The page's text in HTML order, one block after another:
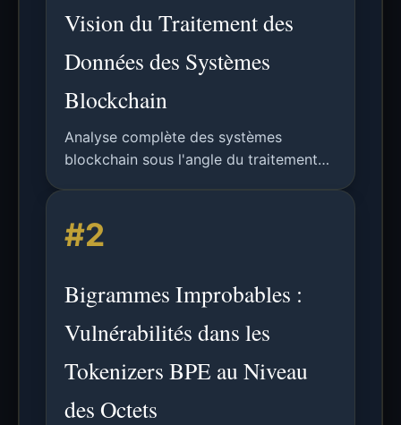
Vision du Traitement des
Données des Systèmes
Blockchain
Analyse complète des systèmes
blockchain sous l'angle du traitement
consensus, les contrats intelligents et
l'évaluation des performances avec le
#2
Bigrammes Improbables :
Vulnérabilités dans les
Tokenizers BPE au Niveau
des Octets